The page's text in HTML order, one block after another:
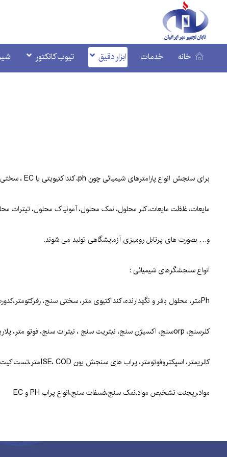
خانه خدمات ابزار دقیق تیوب کانکتور
برای سنجش انواع پارامترهای شیمیائی چون ph، کنداکتیویتی یا EC ، سختی یا TDS ، ORP پتانسیل اکسایش و کاهش، میزان اکسیژن محلول، کدورت
مایعات، غلظت مایعات، کلر محلول، نمک محلول، آمونیاک محلول،
و… بصورت های پرتابل رومیزی آزمایشگاهی تولید می شوند.
انواع سنجشگرهای شیمیائی :
Phمتر، محلول بافر و نگهدارنده، کنداکتیوی متر، سختی سنج، رفرکتومتر،کدورت سنج
کلرسنج، orpسنج، اکسیژن سنج، نیتریت سنج ، نیترات سنج، فوتو متر، پلاریمتر
کالریمتر، اسپکتروفوتومتر، پراب های سنجش یون ISE، CODمتر،تست کیت تشخیص
مواد،ریجنت تشخیص مواد،نمک سنج،فسفات سنج،انواع پراب PH و EC